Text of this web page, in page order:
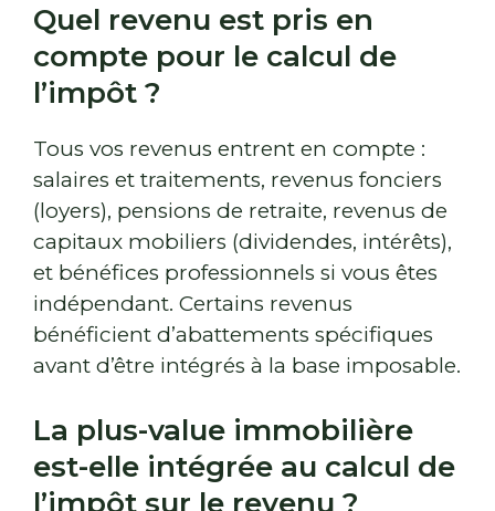
Quel revenu est pris en
compte pour le calcul de
l’impôt ?
Tous vos revenus entrent en compte :
salaires et traitements, revenus fonciers
(loyers), pensions de retraite, revenus de
capitaux mobiliers (dividendes, intérêts),
et bénéfices professionnels si vous êtes
indépendant. Certains revenus
bénéficient d’abattements spécifiques
avant d’être intégrés à la base imposable.
La plus-value immobilière
est-elle intégrée au calcul de
l’impôt sur le revenu ?